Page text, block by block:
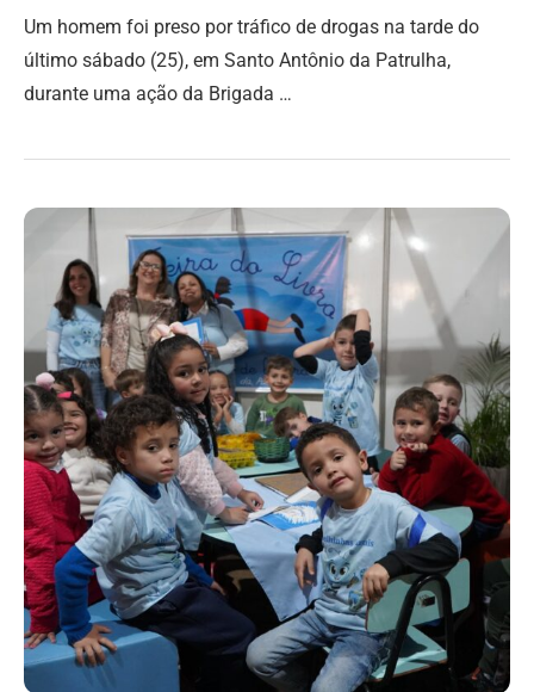
Um homem foi preso por tráfico de drogas na tarde do
último sábado (25), em Santo Antônio da Patrulha,
durante uma ação da Brigada …